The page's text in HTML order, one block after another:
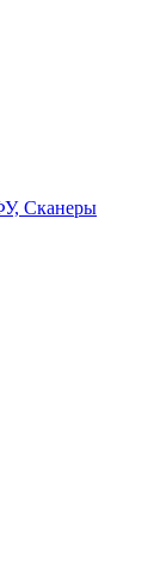
Сканеры